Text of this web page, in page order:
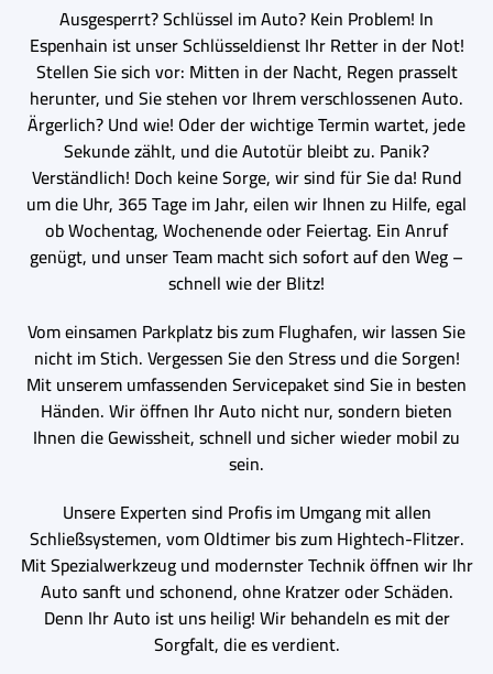
Ausgesperrt? Schlüssel im Auto? Kein Problem! In
Espenhain ist unser Schlüsseldienst Ihr Retter in der Not!
Stellen Sie sich vor: Mitten in der Nacht, Regen prasselt
herunter, und Sie stehen vor Ihrem verschlossenen Auto.
Ärgerlich? Und wie! Oder der wichtige Termin wartet, jede
Sekunde zählt, und die Autotür bleibt zu. Panik?
Verständlich! Doch keine Sorge, wir sind für Sie da! Rund
um die Uhr, 365 Tage im Jahr, eilen wir Ihnen zu Hilfe, egal
ob Wochentag, Wochenende oder Feiertag. Ein Anruf
genügt, und unser Team macht sich sofort auf den Weg –
schnell wie der Blitz!
Vom einsamen Parkplatz bis zum Flughafen, wir lassen Sie
nicht im Stich. Vergessen Sie den Stress und die Sorgen!
Mit unserem umfassenden Servicepaket sind Sie in besten
Händen. Wir öffnen Ihr Auto nicht nur, sondern bieten
Ihnen die Gewissheit, schnell und sicher wieder mobil zu
sein.
Unsere Experten sind Profis im Umgang mit allen
Schließsystemen, vom Oldtimer bis zum Hightech-Flitzer.
Mit Spezialwerkzeug und modernster Technik öffnen wir Ihr
Auto sanft und schonend, ohne Kratzer oder Schäden.
Denn Ihr Auto ist uns heilig! Wir behandeln es mit der
Sorgfalt, die es verdient.